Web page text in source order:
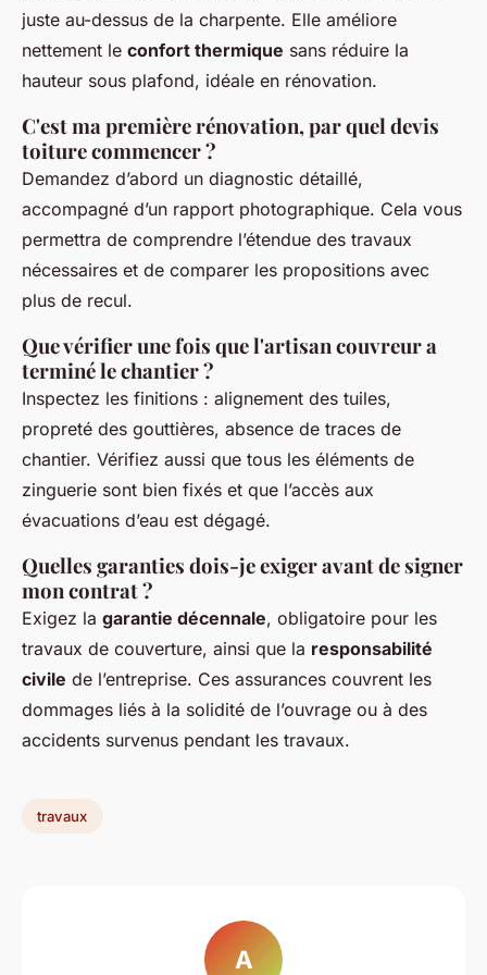
juste au-dessus de la charpente. Elle améliore
nettement le confort thermique sans réduire la
hauteur sous plafond, idéale en rénovation.
C'est ma première rénovation, par quel devis
toiture commencer ?
Demandez d’abord un diagnostic détaillé,
accompagné d’un rapport photographique. Cela vous
permettra de comprendre l’étendue des travaux
nécessaires et de comparer les propositions avec
plus de recul.
Que vérifier une fois que l'artisan couvreur a
terminé le chantier ?
Inspectez les finitions : alignement des tuiles,
propreté des gouttières, absence de traces de
chantier. Vérifiez aussi que tous les éléments de
zinguerie sont bien fixés et que l’accès aux
évacuations d’eau est dégagé.
Quelles garanties dois-je exiger avant de signer
mon contrat ?
Exigez la garantie décennale, obligatoire pour les
travaux de couverture, ainsi que la responsabilité
civile de l’entreprise. Ces assurances couvrent les
dommages liés à la solidité de l’ouvrage ou à des
accidents survenus pendant les travaux.
travaux
A